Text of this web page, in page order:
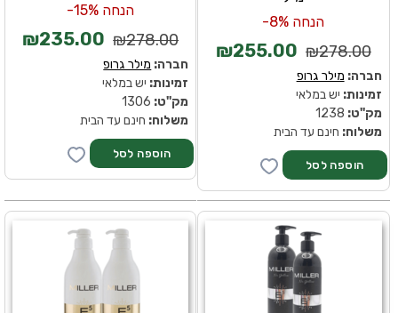
הנחה 15%-
₪278.00
₪235.00
חברה: מילר גרופ
זמינות: יש במלאי
מק''ט:
משלוח: חינם עד הבית
הנחה 8%-
₪278.00
₪255.00
חברה: מילר גרופ
זמינות: יש במלאי
מק''ט:
משלוח: חינם עד הבית